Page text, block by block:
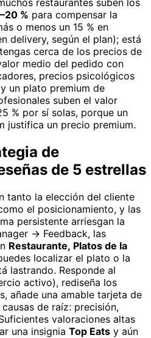
restaurantes suben los
% para compensar la
o menos un 15 % en
delivery, según el plan); está
cerca de los precios de
medio del pedido con
precios psicológicos
un plato premium de
suben el valor
% por sí solas, porque un
justifica un precio premium.
de
de 5 estrellas
tanto la elección del cliente
el posicionamiento, y las
persistente arriesgan la
→ Feedback, las
Restaurante, Platos de la
localizar el plato o la
lastrando. Responde al
activo), rediseña los
añade una amable tarjeta de
de raíz: precisión,
valoraciones altas
una insignia Top Eats y aún